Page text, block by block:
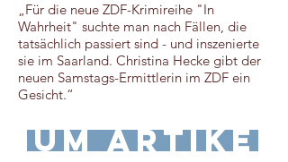
„Für die neue ZDF-Krimireihe "In
Wahrheit" suchte man nach Fällen, die
tatsächlich passiert sind - und inszenierte
sie im Saarland. Christina Hecke gibt der
neuen Samstags-Ermittlerin im ZDF ein
Gesicht.“
zum Artikel